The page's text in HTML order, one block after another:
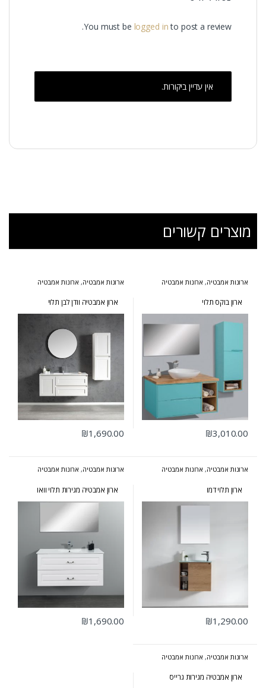
You must be logged into post a review.
אין עדיין ביקורות.
מוצרים קשורים
ארונות אמבטיה, ארונות אמבטיה
ארונות אמבטיה
ארונות שירות
ארון בוקס תלוי
₪3,010.00
ארונות אמבטיה, ארונות אמבטיה
ארונות אמבטיה מרחפים
ארון אמבטיה וודן לבן תלוי
₪1,690.00
ארונות אמבטיה, ארונות אמבטיה
ארון תלוי דמו
₪1,290.00
ארונות אמבטיה, ארונות אמבטיה
ארון אמבטיה מגירות תלוי וואו
₪1,690.00
ארונות אמבטיה, ארונות אמבטיה
ארונות אמבטיה
ארון אמבטיה מגירות גרייס